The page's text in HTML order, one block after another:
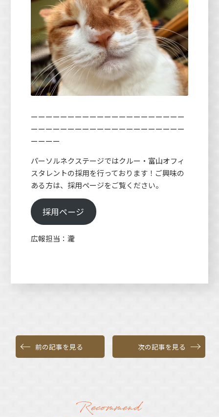
ーーーーーーーーーーーーーーーーーーーーー
ーーーーーーーーーーーーーーーーーーーーー
ーーーー
パーソルネクステージではクルー・富山オフィ
スタレントの採用を行っております！ご興味の
ある方は、採用ページをご覧ください。
採用ページ
広報担当：瀧
前の記事を見る 次の記事を見る